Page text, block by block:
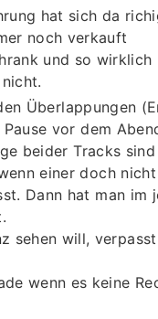
hat sich da
noch verkauft
und so
Überlappungen
vor dem
beider Tracks
einer doch
Dann hat man im
sehen will,
wenn es keine